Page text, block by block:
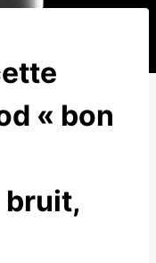
« bon
bruit,